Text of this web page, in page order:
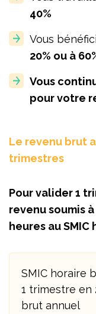
40%
Vous
20% ou à
Vous
pour votre
Le revenu brut
trimestres
Pour valider 1
revenu soumis
heures au
SMIC horaire
1 trimestre en
brut annuel